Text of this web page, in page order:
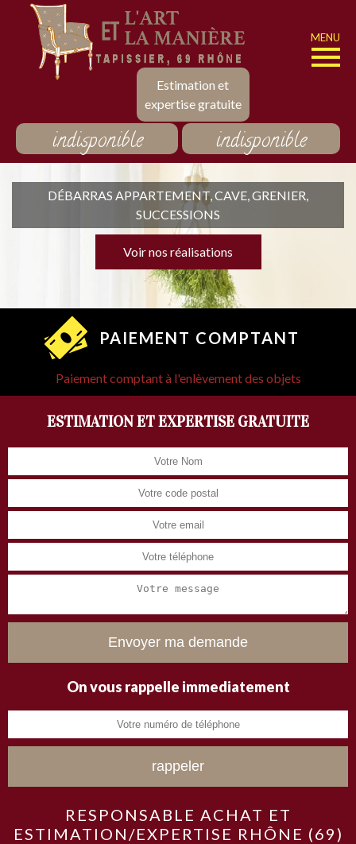
Estimation et
expertise gratuite
MENU
indisponible indisponible
DÉBARRAS APPARTEMENT, CAVE, GRENIER,
SUCCESSIONS
Voir nos réalisations
PAIEMENT COMPTANT
Paiement comptant à l'enlèvement des objets
ESTIMATION ET EXPERTISE GRATUITE
On vous rappelle immediatement
RESPONSABLE ACHAT ET
ESTIMATION/EXPERTISE RHÔNE (69)